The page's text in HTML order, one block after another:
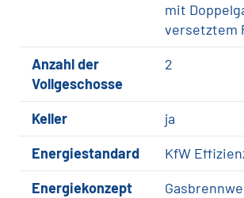
mit
versetztem
Anzahl der
Vollgeschosse
2
Keller
ja
Energiestandard
KfW
Energiekonzept